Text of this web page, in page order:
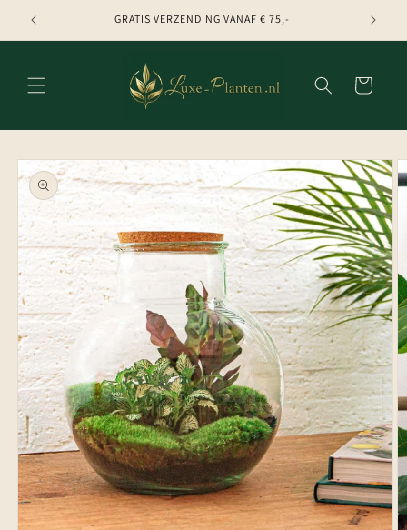
naar de
content
GRATIS VERZENDING VANAF € 75,-
Winkelwagen
direct naar